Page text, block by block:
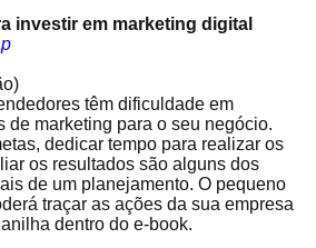
investir em marketing digital
têm dificuldade em
de marketing para o seu negócio.
dedicar tempo para realizar os
os resultados são alguns dos
de um planejamento. O pequeno
traçar as ações da sua empresa
dentro do e-book.